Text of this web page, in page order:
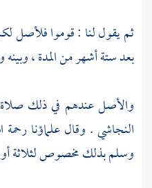
ثم يقول لنا : قوموا فلأصل
بعد ستة أشهر من المدة ،
والأصل عندهم في ذلك صلاة
النجاشي. وقال علماؤنا رحمة
وسلم بذلك مخصوص لثلاثة